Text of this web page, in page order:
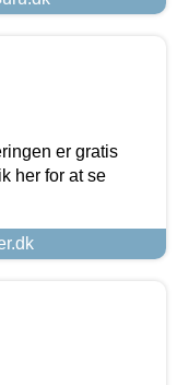
er gratis
her for at se